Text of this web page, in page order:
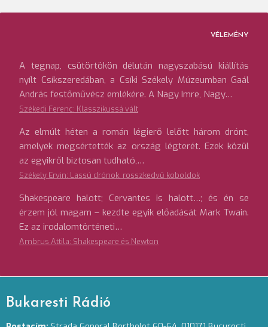
lapozása
VÉLEMÉNY
A tegnap, csütörtökön délután nagyszabású kiállítás
nyílt Csíkszeredában, a Csíki Székely Múzeumban Gaál
András festőművész emlékére. A Nagy Imre, Nagy…
Székedi Ferenc: Klasszikussá vált
Az elmúlt héten a román légierő lelőtt három drónt,
amelyek megsértették az ország légterét. Ezek közül
az egyikről biztosan tudható,…
Székely Ervin: Lassú drónok, rosszkedvű koboldok
Shakespeare halott; Cervantes is halott…; és én se
érzem jól magam – kezdte egyik előadását Mark Twain.
Ez az irodalomtörténeti…
Ambrus Attila: Shakespeare és Newton
Bukaresti Rádió